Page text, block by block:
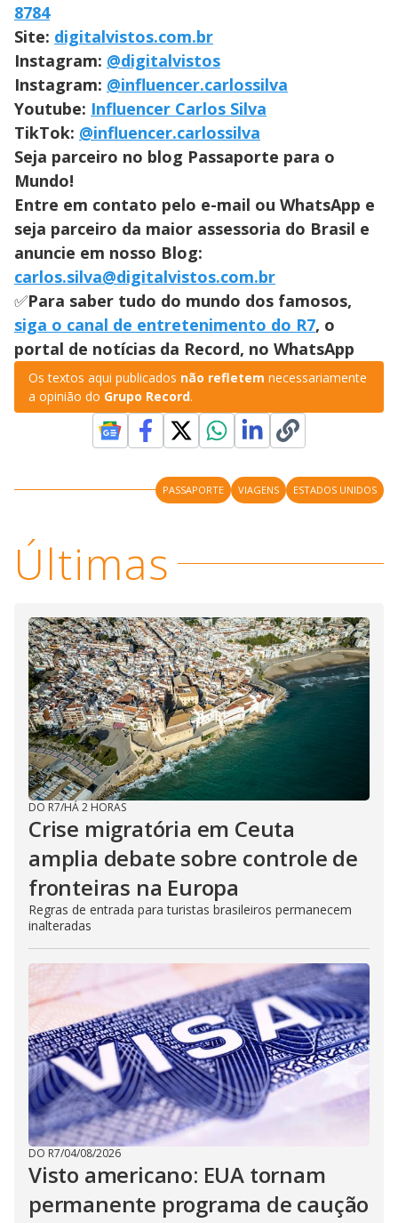
8784
Site: digitalvistos.com.br
Instagram: @digitalvistos
Instagram: @influencer.carlossilva
Youtube: Influencer Carlos Silva
TikTok: @influencer.carlossilva
Seja parceiro no blog Passaporte para o
Mundo!
Entre em contato pelo e-mail ou WhatsApp e
seja parceiro da maior assessoria do Brasil e
anuncie em nosso Blog:
carlos.silva@digitalvistos.com.br
✅Para saber tudo do mundo dos famosos,
siga o canal de entretenimento do R7, o
portal de notícias da Record, no WhatsApp
Os textos aqui publicados não refletem necessariamente
a opinião do Grupo Record.
PASSAPORTE VIAGENS ESTADOS UNIDOS
Últimas
DO R7/HÁ 2 HORAS
Crise migratória em Ceuta
amplia debate sobre controle de
fronteiras na Europa
Regras de entrada para turistas brasileiros permanecem
inalteradas
DO R7/04/08/2026
Visto americano: EUA tornam
permanente programa de caução